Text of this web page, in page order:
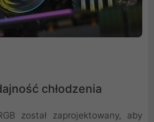
chłodzenia
został zaprojektowany, aby